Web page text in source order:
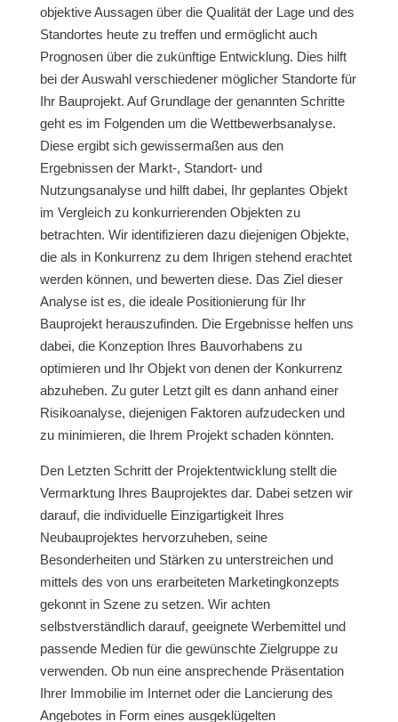
objektive Aussagen über die Qualität der Lage und des
Standortes heute zu treffen und ermöglicht auch
Prognosen über die zukünftige Entwicklung. Dies hilft
bei der Auswahl verschiedener möglicher Standorte für
Ihr Bauprojekt. Auf Grundlage der genannten Schritte
geht es im Folgenden um die Wettbewerbsanalyse.
Diese ergibt sich gewissermaßen aus den
Ergebnissen der Markt-, Standort- und
Nutzungsanalyse und hilft dabei, Ihr geplantes Objekt
im Vergleich zu konkurrierenden Objekten zu
betrachten. Wir identifizieren dazu diejenigen Objekte,
die als in Konkurrenz zu dem Ihrigen stehend erachtet
werden können, und bewerten diese. Das Ziel dieser
Analyse ist es, die ideale Positionierung für Ihr
Bauprojekt herauszufinden. Die Ergebnisse helfen uns
dabei, die Konzeption Ihres Bauvorhabens zu
optimieren und Ihr Objekt von denen der Konkurrenz
abzuheben. Zu guter Letzt gilt es dann anhand einer
Risikoanalyse, diejenigen Faktoren aufzudecken und
zu minimieren, die Ihrem Projekt schaden könnten.
Den Letzten Schritt der Projektentwicklung stellt die
Vermarktung Ihres Bauprojektes dar. Dabei setzen wir
darauf, die individuelle Einzigartigkeit Ihres
Neubauprojektes hervorzuheben, seine
Besonderheiten und Stärken zu unterstreichen und
mittels des von uns erarbeiteten Marketingkonzepts
gekonnt in Szene zu setzen. Wir achten
selbstverständlich darauf, geeignete Werbemittel und
passende Medien für die gewünschte Zielgruppe zu
verwenden. Ob nun eine ansprechende Präsentation
Ihrer Immobilie im Internet oder die Lancierung des
Angebotes in Form eines ausgeklügelten